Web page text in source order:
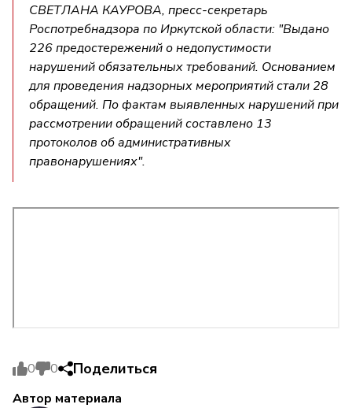
СВЕТЛАНА КАУРОВА, пресс-секретарь
Роспотребнадзора по Иркутской области: "Выдано
226 предостережений о недопустимости
нарушений обязательных требований. Основанием
для проведения надзорных мероприятий стали 28
обращений. По фактам выявленных нарушений при
рассмотрении обращений составлено 13
протоколов об административных
правонарушениях".
0 0 Поделиться
Автор материала